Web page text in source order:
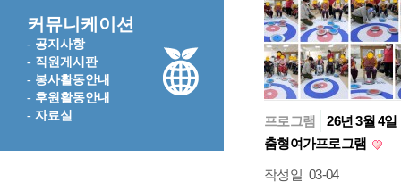
커뮤니케이션
- 공지사항
- 직원게시판
- 봉사활동안내
- 후원활동안내
- 자료실
프로그램
26년 3월 4일
춤형여가프로그램
작성일 03-04